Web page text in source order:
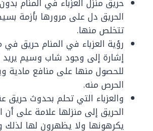
الحريق دل على مرورها بأزمة
تتخلص منها.
رؤية العزباء في المنام حريق في
إشارة إلى وجود شاب وسيم يريد
للحصول منها على منافع مادية
الحرص منه.
والعزباء التي تحلم بحدوث حريق
الحريق إلى منزلها علامة على أن
يكرهونها ولا يظهرون لها لذلك